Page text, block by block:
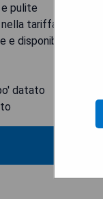
pulite
tariffa
e disponibile
datato